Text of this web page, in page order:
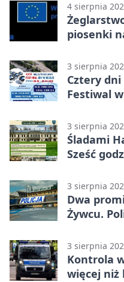
4 sierpnia
piosenki
3 sierpnia
Cztery
Festiwal
3 sierpnia
Śladami
Sześć
3 sierpnia
Dwa
Żywcu.
3 sierpnia
Kontrola
więcej niż